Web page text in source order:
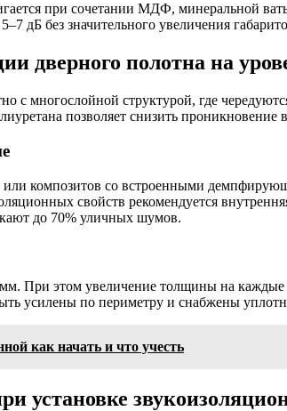
при сочетании МДФ, минеральной
дБ без значительного увеличения
дверного полотна на
с многослойной структурой, где
позволяет снизить
композитов со встроенными
свойств рекомендуется
до 70% уличных шумов.
При этом увеличение толщины на каждые
усилены по периметру и снабжены
как начать и что учесть
установке